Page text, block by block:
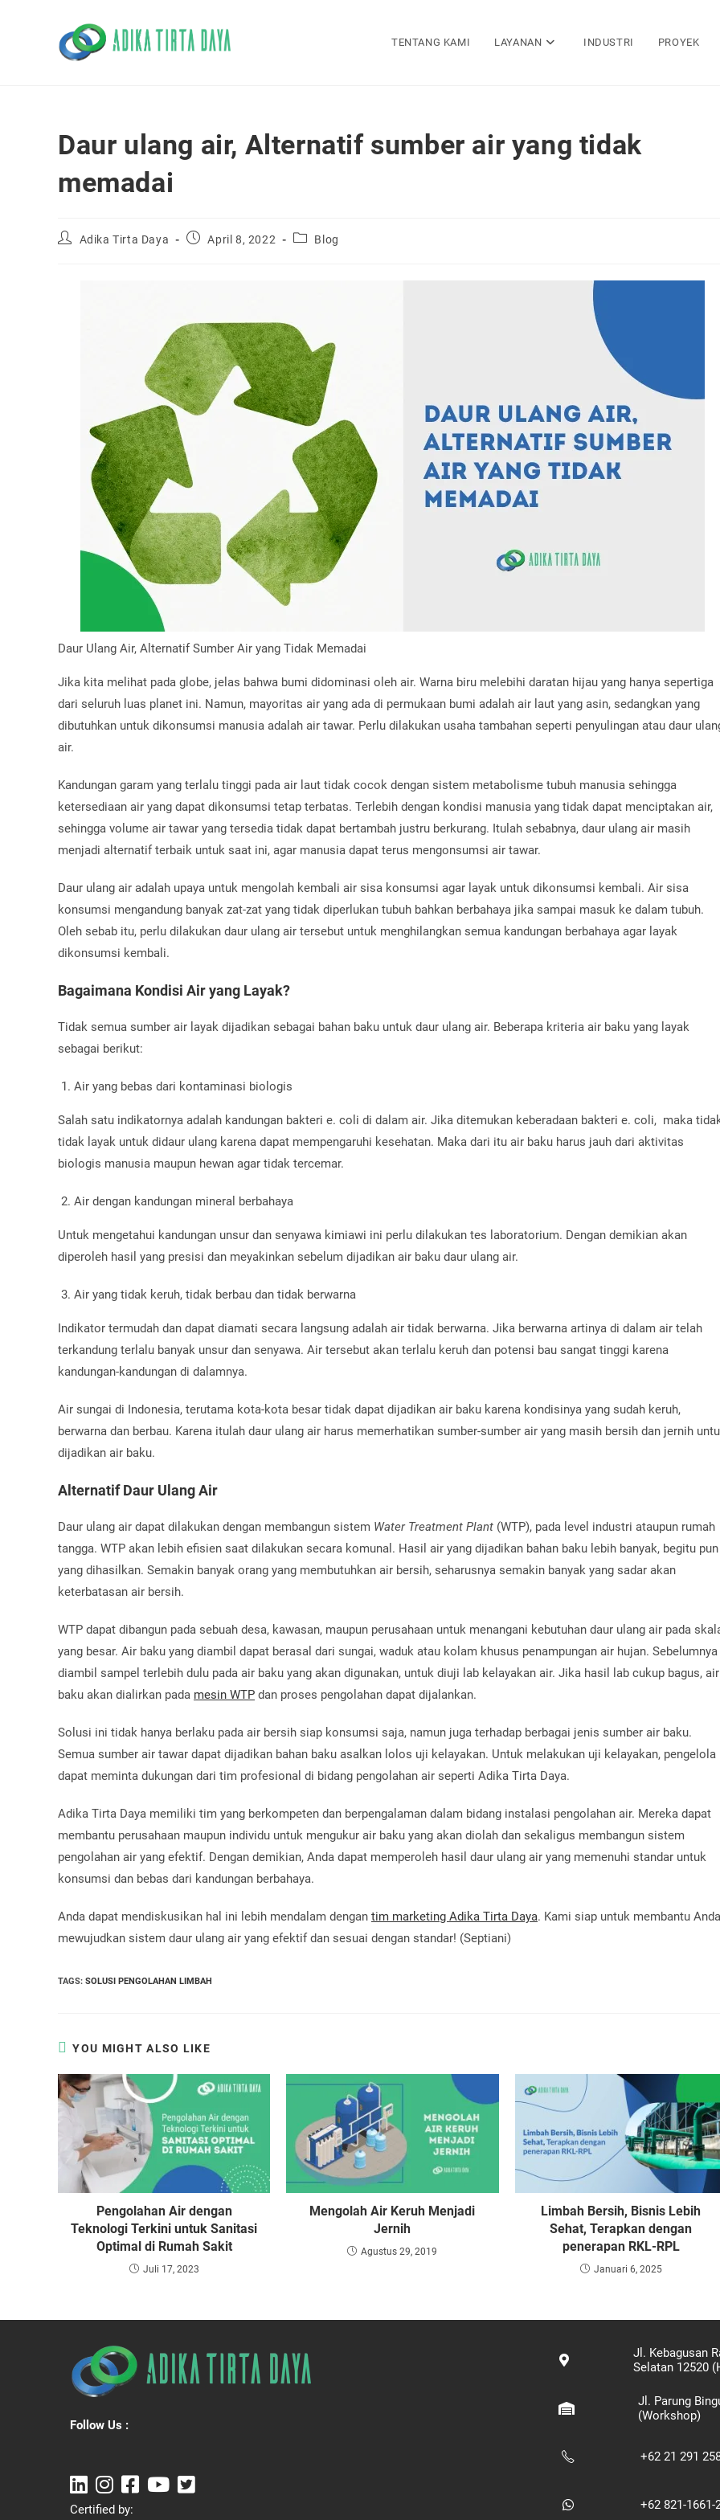
TENTANG KAMI LAYANAN INDUSTRI PROYEK
Daur ulang air, Alternatif sumber air yang tidak
memadai
PostAdika Tirta Daya
PostApril 8, 2022
PostBlog
Daur Ulang Air, Alternatif Sumber Air yang Tidak Memadai
Jika kita melihat pada globe, jelas bahwa bumi didominasi oleh air. Warna biru melebihi daratan hijau yang hanya sepertiga
dari seluruh luas planet ini. Namun, mayoritas air yang ada di permukaan bumi adalah air laut yang asin, sedangkan yang
dibutuhkan untuk dikonsumsi manusia adalah air tawar. Perlu dilakukan usaha tambahan seperti penyulingan atau daur
air.
Kandungan garam yang terlalu tinggi pada air laut tidak cocok dengan sistem metabolisme tubuh manusia sehingga
ketersediaan air yang dapat dikonsumsi tetap terbatas. Terlebih dengan kondisi manusia yang tidak dapat menciptakan air,
sehingga volume air tawar yang tersedia tidak dapat bertambah justru berkurang. Itulah sebabnya, daur ulang air masih
menjadi alternatif terbaik untuk saat ini, agar manusia dapat terus mengonsumsi air tawar.
Daur ulang air adalah upaya untuk mengolah kembali air sisa konsumsi agar layak untuk dikonsumsi kembali. Air sisa
konsumsi mengandung banyak zat-zat yang tidak diperlukan tubuh bahkan berbahaya jika sampai masuk ke dalam tubuh.
Oleh sebab itu, perlu dilakukan daur ulang air tersebut untuk menghilangkan semua kandungan berbahaya agar layak
dikonsumsi kembali.
Bagaimana Kondisi Air yang Layak?
Tidak semua sumber air layak dijadikan sebagai bahan baku untuk daur ulang air. Beberapa kriteria air baku yang layak
sebagai berikut:
Air yang bebas dari kontaminasi biologis
Salah satu indikatornya adalah kandungan bakteri e. coli di dalam air. Jika ditemukan keberadaan bakteri e. coli, maka
tidak layak untuk didaur ulang karena dapat mempengaruhi kesehatan. Maka dari itu air baku harus jauh dari aktivitas
biologis manusia maupun hewan agar tidak tercemar.
Air dengan kandungan mineral berbahaya
Untuk mengetahui kandungan unsur dan senyawa kimiawi ini perlu dilakukan tes laboratorium. Dengan demikian akan
diperoleh hasil yang presisi dan meyakinkan sebelum dijadikan air baku daur ulang air.
Air yang tidak keruh, tidak berbau dan tidak berwarna
Indikator termudah dan dapat diamati secara langsung adalah air tidak berwarna. Jika berwarna artinya di dalam air telah
terkandung terlalu banyak unsur dan senyawa. Air tersebut akan terlalu keruh dan potensi bau sangat tinggi karena
kandungan-kandungan di dalamnya.
Air sungai di Indonesia, terutama kota-kota besar tidak dapat dijadikan air baku karena kondisinya yang sudah keruh,
berwarna dan berbau. Karena itulah daur ulang air harus memerhatikan sumber-sumber air yang masih bersih dan jernih
dijadikan air baku.
Alternatif Daur Ulang Air
Daur ulang air dapat dilakukan dengan membangun sistem Water Treatment Plant (WTP), pada level industri ataupun rumah
tangga. WTP akan lebih efisien saat dilakukan secara komunal. Hasil air yang dijadikan bahan baku lebih banyak, begitu pun
yang dihasilkan. Semakin banyak orang yang membutuhkan air bersih, seharusnya semakin banyak yang sadar akan
keterbatasan air bersih.
WTP dapat dibangun pada sebuah desa, kawasan, maupun perusahaan untuk menangani kebutuhan daur ulang air pada
yang besar. Air baku yang diambil dapat berasal dari sungai, waduk atau kolam khusus penampungan air hujan. Sebelumnya
diambil sampel terlebih dulu pada air baku yang akan digunakan, untuk diuji lab kelayakan air. Jika hasil lab cukup bagus, air
baku akan dialirkan pada mesin WTP dan proses pengolahan dapat dijalankan.
Solusi ini tidak hanya berlaku pada air bersih siap konsumsi saja, namun juga terhadap berbagai jenis sumber air baku.
Semua sumber air tawar dapat dijadikan bahan baku asalkan lolos uji kelayakan. Untuk melakukan uji kelayakan, pengelola
dapat meminta dukungan dari tim profesional di bidang pengolahan air seperti Adika Tirta Daya.
Adika Tirta Daya memiliki tim yang berkompeten dan berpengalaman dalam bidang instalasi pengolahan air. Mereka dapat
membantu perusahaan maupun individu untuk mengukur air baku yang akan diolah dan sekaligus membangun sistem
pengolahan air yang efektif. Dengan demikian, Anda dapat memperoleh hasil daur ulang air yang memenuhi standar untuk
konsumsi dan bebas dari kandungan berbahaya.
Anda dapat mendiskusikan hal ini lebih mendalam dengan tim marketing Adika Tirta Daya. Kami siap untuk membantu Anda
mewujudkan sistem daur ulang air yang efektif dan sesuai dengan standar! (Septiani)
TAGS: SOLUSI PENGOLAHAN LIMBAH
YOU MIGHT ALSO LIKE
Pengolahan Air dengan
Teknologi Terkini untuk Sanitasi
Optimal di Rumah Sakit
Juli 17, 2023
Mengolah Air Keruh Menjadi
Jernih
Agustus 29, 2019
Limbah Bersih, Bisnis Lebih
Sehat, Terapkan dengan
penerapan RKL-RPL
Januari 6, 2025
Follow Us :
Certified by:
Jl. Kebagusan
Selatan 12520
Jl. Parung
(Workshop)
+62 21 291
+62 821-1661-